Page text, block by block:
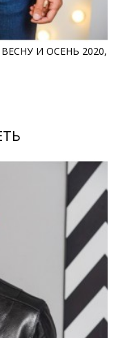
И ОСЕНЬ 2020,